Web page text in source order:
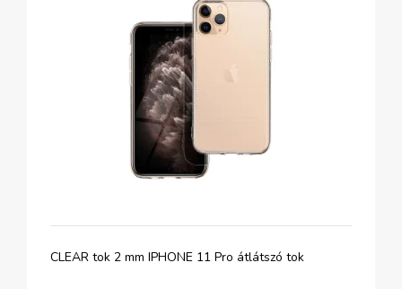
CLEAR tok 2 mm IPHONE 11 Pro átlátszó tok